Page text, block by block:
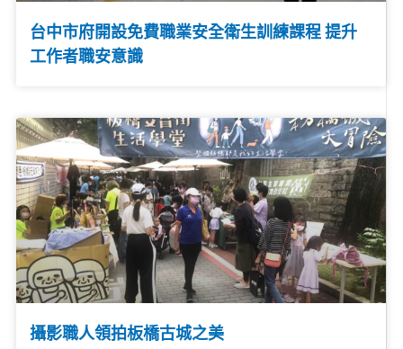
台中市府開設免費職業安全衛生訓練課程 提升
工作者職安意識
攝影職人領拍板橋古城之美